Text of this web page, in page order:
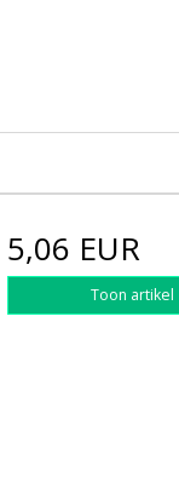
5,06 EUR
Toon artikel